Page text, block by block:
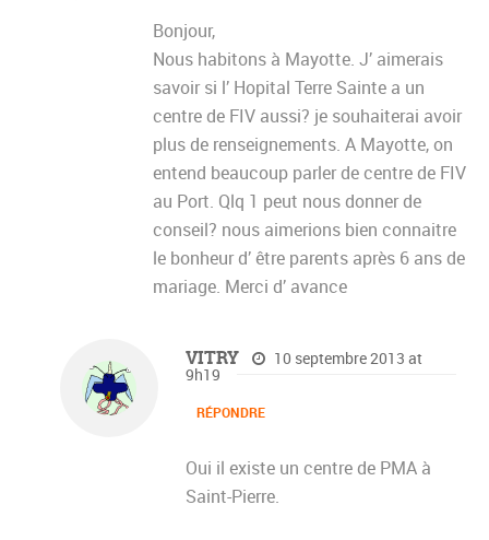
Bonjour,
Nous habitons à Mayotte. J’ aimerais
savoir si l’ Hopital Terre Sainte a un
centre de FIV aussi? je souhaiterai avoir
plus de renseignements. A Mayotte, on
entend beaucoup parler de centre de FIV
au Port. Qlq 1 peut nous donner de
conseil? nous aimerions bien connaitre
le bonheur d’ être parents après 6 ans de
mariage. Merci d’ avance
VITRY 10 septembre 2013 at
9h19
RÉPONDRE
Oui il existe un centre de PMA à
Saint-Pierre.